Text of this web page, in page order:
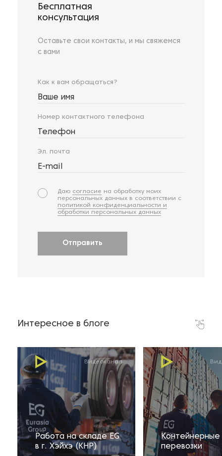
Бесплатная
консультация
Оставьте свои контакты, и мы свяжемся
с вами
Как к вам обращаться?
Ваше имя
Номер контактного телефона
Телефон
Эл. почта
E-mail
Даю согласие на обработку моих
персональных данных в соответствии с
политикой конфиденциальности и
обработки персональных данных
Отправить
Интересное в блоге
Видеоканал
Работа на складе EG
в г. Хэйхэ (КНР)
Контейнерные
перевозки